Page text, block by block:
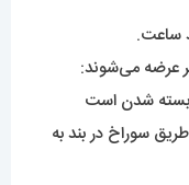
ساعت.
بسته شدن است
سوراخ در بند به